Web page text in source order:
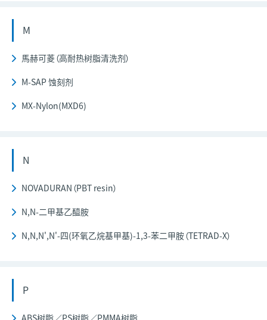
M
馬赫可菱（高耐热树脂清洗剂）
M-SAP 蚀刻剂
MX-Nylon(MXD6)
N
NOVADURAN（PBT resin）
N,N-二甲基乙醯胺
N,N,N',N'-四(环氧乙烷基甲基)-1,3-苯二甲胺（TETRAD-X）
P
ABS树脂／PS树脂／PMMA树脂